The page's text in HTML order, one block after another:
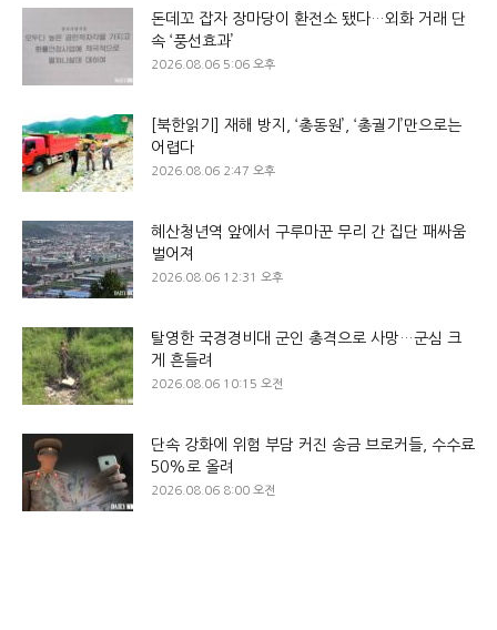
돈데꼬 잡자 장마당이 환전소 됐다…외화 거래 단
속 ‘풍선효과’
2026.08.06 5:06 오후
[북한읽기] 재해 방지, ‘총동원’, ‘총궐기’만으로는
어렵다
2026.08.06 2:47 오후
혜산청년역 앞에서 구루마꾼 무리 간 집단 패싸움
벌어져
2026.08.06 12:31 오후
탈영한 국경경비대 군인 총격으로 사망…군심 크
게 흔들려
2026.08.06 10:15 오전
단속 강화에 위험 부담 커진 송금 브로커들, 수수료
50%로 올려
2026.08.06 8:00 오전